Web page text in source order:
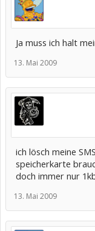
Ja muss ich halt
13. Mai 2009
ich lösch meine
speicherkarte
doch immer nur
13. Mai 2009